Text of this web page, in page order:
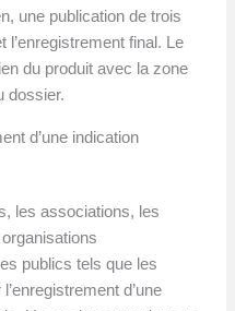
une publication de trois
final. Le
du produit avec la zone
dossier.
d’une indication
les associations, les
publics tels que les
d’une